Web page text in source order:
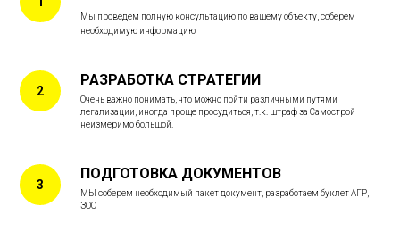
Мы проведем полную консультацию по вашему объекту, соберем
необходимую информацию
РАЗРАБОТКА СТРАТЕГИИ
Очень важно понимать, что можно пойти различными путями
легализации, иногда проще просудиться, т.к. штраф за Самострой
неизмеримо большой.
ПОДГОТОВКА ДОКУМЕНТОВ
МЫ соберем необходимый пакет документ, разработаем буклет АГР,
ЗОС